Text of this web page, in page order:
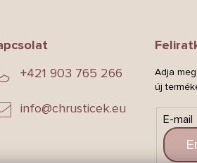
info@chrusticek.eu
+421 903 765 266
Adja
új
E-mail